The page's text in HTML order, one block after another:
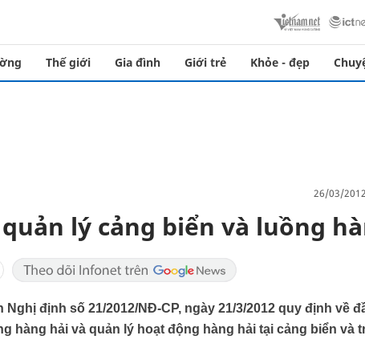
Thế giới Gia đình Giới trẻ Khỏe - đẹp
26/03/
lý cảng biển và luồng
định số 21/2012/NĐ-CP, ngày 21/3/2012 quy định về
hàng hải và quản lý hoạt động hàng hải tại cảng biển và